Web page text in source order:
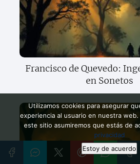
Francisco de Quevedo:
en Sonetos
Utilizamos cookies para asegurar
experiencia al usuario en nuestra
este sitio asumiremos que estás de
privacidad
Estoy de acuerdo